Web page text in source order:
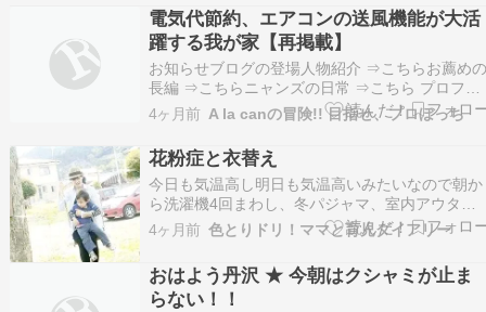
た。 今回の調査では、若者の約7割（69.8％）が
「花見は…
電気代節約、エアコンの送風機能が大活
躍する我が家【再掲載】
お知らせブログの登場人物紹介 ⇒こちらお薦めの
長編 ⇒こちらニャンズの日常 ⇒こちら プロフィ
ールがわからないかたからのアメンバー申請はお
断りしております。さぁ今日の冒険が始まりま
す!!ここ近年の物価高騰対策にいろいろと調べて
工夫した結果、エアコンの送風機能は使った者勝
ち‼︎と…
4ヶ月前 A la canの冒険!! 目指せ、プロぼっち
花粉症と衣替え
今日も気温高し明日も気温高いみたいなので朝か
ら洗濯機4回まわし、冬パジャマ、室内アウター
洗濯、そして厚手で着ないだろう服は薄いのに衣
替え、毛布の洗濯も2枚、まだ回し中５人分➕昼
用で6枚洗わなきゃだし花粉とほこりでくしゃみ
と鼻水10時から13時まで頑張ったなんか空曇って
きたけど…
4ヶ月前 色とりドリ！ママと育児ダイアリー
おはよう丹沢 ★ 今朝はクシャミが止ま
らない！！